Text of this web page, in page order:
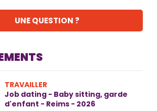
UNE QUESTION ?
TRAVAILLER
Job dating - Baby sitting, garde
d'enfant - Reims - 2026